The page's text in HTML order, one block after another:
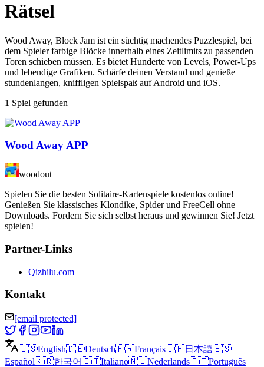
Rätsel
Wood Away, Block Jam ist ein süchtig machendes Puzzlespiel, bei
dem Spieler farbige Blöcke innerhalb eines Zeitlimits zu passenden
Toren schieben müssen. Es bietet Hunderte von Levels, Power-Ups
und lebendige Grafiken. Schärfe deinen Verstand und genieße
stundenlangen, kniffligen Spielspaß auf Android und iOS.
1 Spiel gefunden
Wood Away APP
woodout
Spielen Sie die besten Solitaire-Kartenspiele kostenlos online!
Genießen Sie klassisches Klondike, Spider und FreeCell ohne
Downloads. Fordern Sie sich selbst heraus und gewinnen Sie! Jetzt
spielen!
Partner-Links
Qizhilu.com
Kontakt
[email protected]
🇺🇸English🇩🇪Deutsch🇫🇷Français🇯🇵日本語🇪🇸
Español🇰🇷한국어🇮🇹Italiano🇳🇱Nederlands🇵🇹Português